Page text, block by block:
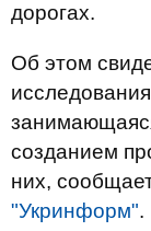
дорогах.
Об этом
созданием
них,
"Укринформ".